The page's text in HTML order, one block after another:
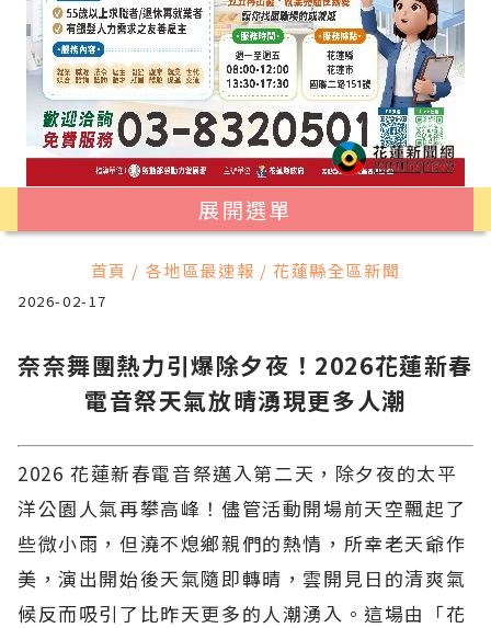
展開選單
首頁 / 各地區最速報 / 花蓮縣全區新聞
2026-02-17
奈奈舞團熱力引爆除夕夜！2026花蓮新春
電音祭天氣放晴湧現更多人潮
2026 花蓮新春電音祭邁入第二天，除夕夜的太平
洋公園人氣再攀高峰！儘管活動開場前天空飄起了
些微小雨，但澆不熄鄉親們的熱情，所幸老天爺作
美，演出開始後天氣隨即轉晴，雲開見日的清爽氣
候反而吸引了比昨天更多的人潮湧入。這場由「花